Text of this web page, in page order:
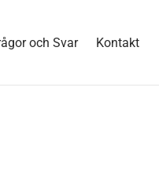
och Svar Kontakt